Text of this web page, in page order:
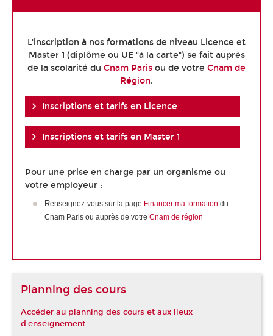
L'inscription à nos formations de niveau Licence et
Master 1 (diplôme ou UE "à la carte") se fait auprès
de la scolarité du Cnam Paris ou de votre Cnam de
Région.
Inscriptions et tarifs en Licence
Inscriptions et tarifs en Master 1
Pour une prise en charge par un organisme ou
votre employeur :
Renseignez-vous sur la page Financer ma formation du
Cnam Paris ou auprès de votre Cnam de région
Planning des cours
Accéder au planning des cours et aux lieux
d'enseignement